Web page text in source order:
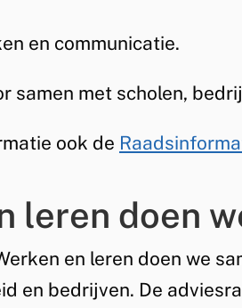
en communicatie.
samen met scholen,
ook de
leren doen
en leren doen we
en bedrijven. De